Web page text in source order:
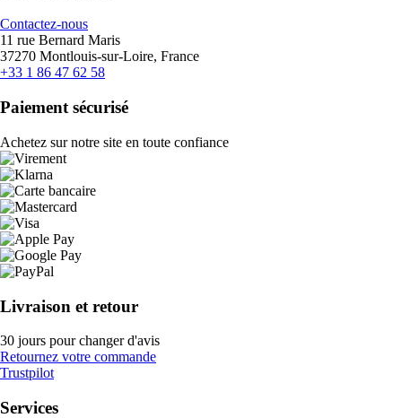
Contactez-nous
11 rue Bernard Maris
37270 Montlouis-sur-Loire, France
+33 1 86 47 62 58
Paiement sécurisé
Achetez sur notre site en toute confiance
Livraison et retour
30 jours pour changer d'avis
Retournez votre commande
Trustpilot
Services